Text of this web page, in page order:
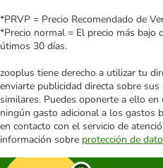
*PRVP = Precio Recomendado de
*Precio normal = El precio más bajo
útimos 30 días.
zooplus tiene derecho a utilizar tu
enviarte publicidad directa sobre
similares. Puedes oponerte a ello
ningún gasto adicional a los gastos
en contacto con el servicio de
información sobre protección de